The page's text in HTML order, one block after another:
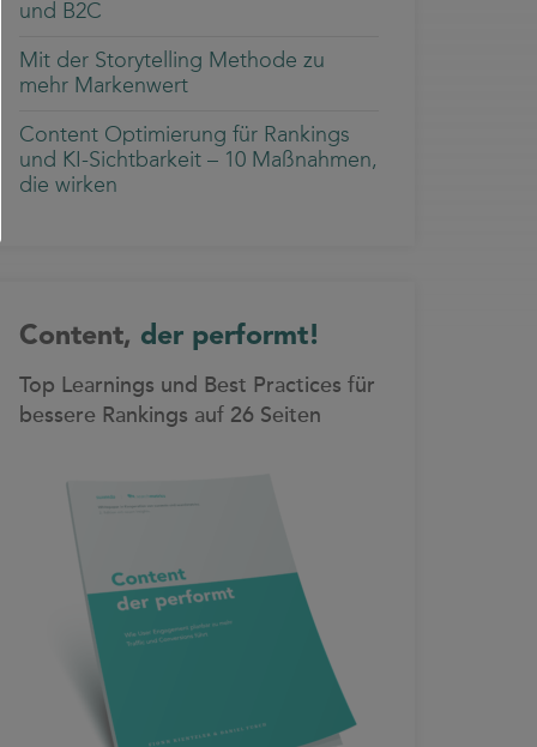
und B2C
Mit der Storytelling Methode zu
mehr Markenwert
Content Optimierung für Rankings
und KI-Sichtbarkeit – 10 Maßnahmen,
die wirken
Content, der performt!
Top Learnings und Best Practices für
bessere Rankings auf 26 Seiten